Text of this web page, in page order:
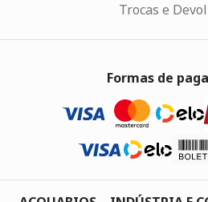
Trocas e
Formas de